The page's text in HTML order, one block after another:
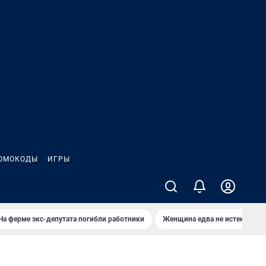
ИГРЫ
ферме экс-депутата погибли работники Женщина едва не истекла